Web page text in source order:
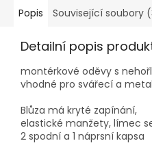
Popis Související soubory
Detailní popis
montérkové oděvy s
vhodné pro svářecí a
Blůza má kryté zapínání,
elastické manžety, límec
2 spodní a 1 náprsní kapsa